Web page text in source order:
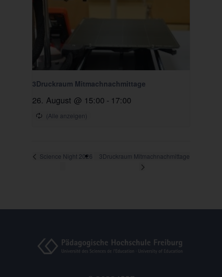
3Druckraum Mitmachnachmittage
26. August @ 15:00 - 17:00
Science Night 2026 3Druckraum Mitmachnachmittage